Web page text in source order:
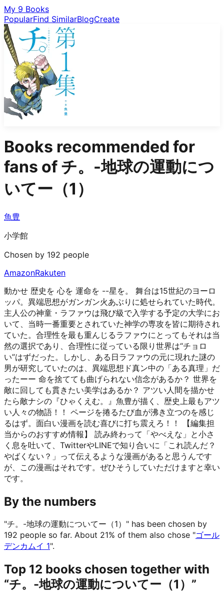
My 9 Books
PopularFind SimilarBlogCreate
Books recommended for
fans of チ。-地球の運動につ
いてー（1）
魚豊
小学館
Chosen by 192 people
AmazonRakuten
動かせ 歴史を 心を 運命を --星を。 舞台は15世紀のヨーロ
ッパ。異端思想がガンガン火あぶりに処せられていた時代。
主人公の神童・ラファウは飛び級で入学する予定の大学にお
いて、当時一番重要とされていた神学の専攻を皆に期待され
ていた。合理性を最も重んじるラファウにとってもそれは当
然の選択であり、合理性に従っている限り世界は“チョロ
い”はずだった。しかし、ある日ラファウの元に現れた謎の
男が研究していたのは、異端思想ド真ン中の「ある真理」だ
ったーー 命を捨てても曲げられない信念があるか？ 世界を
敵に回しても貫きたい美学はあるか？ アツい人間を描かせ
たら敵ナシの『ひゃくえむ。』魚豊が描く、歴史上最もアツ
い人々の物語！！ ページを捲るたび血が沸き立つのを感じ
るはず。面白い漫画を読む喜びに打ち震えろ！！ 【編集担
当からのおすすめ情報】 読み終わって「やべえな」と小さ
く息を吐いて、TwitterやLINEで知り合いに「これ読んだ？
やばくない？」って伝えるような漫画があると思うんです
が、この漫画はそれです。ぜひそうしていただけますと幸い
です。
By the numbers
"チ。-地球の運動についてー（1）" has been chosen by
192 people so far. About 21% of them also chose "ゴール
デンカムイ 1".
Top 12 books chosen together with
“チ。-地球の運動についてー（1）”